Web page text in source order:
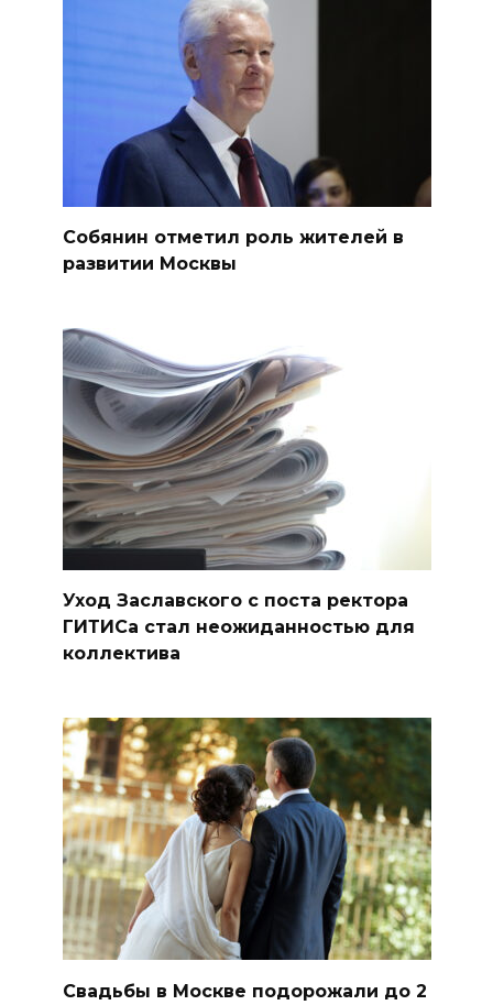
Собянин отметил роль жителей в
развитии Москвы
Уход Заславского с поста ректора
ГИТИСа стал неожиданностью для
коллектива
Свадьбы в Москве подорожали до 2